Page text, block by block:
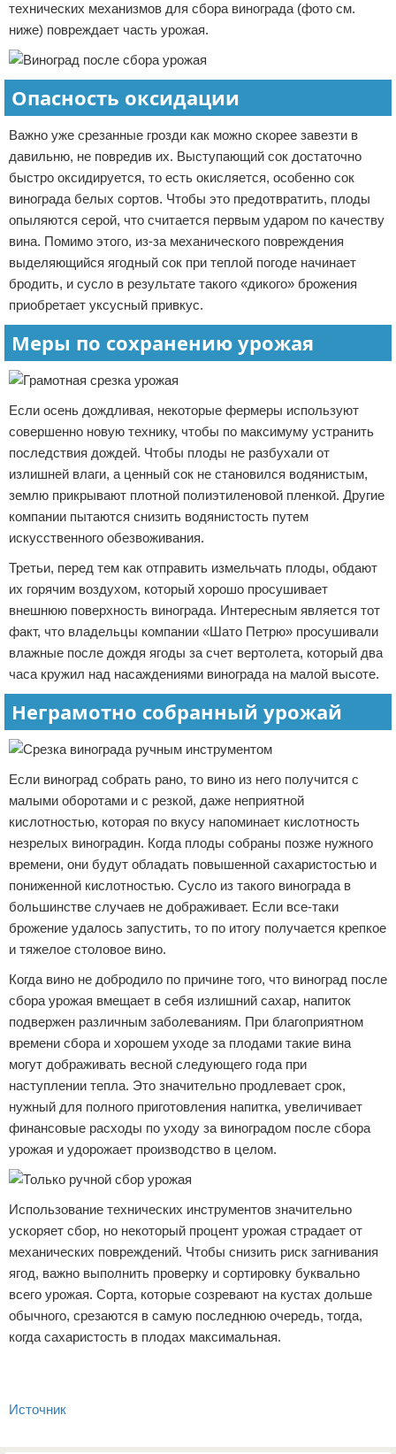
технических механизмов для сбора винограда (фото см.
ниже) повреждает часть урожая.
Опасность оксидации
Важно уже срезанные грозди как можно скорее завезти в
давильню, не повредив их. Выступающий сок достаточно
быстро оксидируется, то есть окисляется, особенно сок
винограда белых сортов. Чтобы это предотвратить, плоды
опыляются серой, что считается первым ударом по качеству
вина. Помимо этого, из-за механического повреждения
выделяющийся ягодный сок при теплой погоде начинает
бродить, и сусло в результате такого «дикого» брожения
приобретает уксусный привкус.
Меры по сохранению урожая
Если осень дождливая, некоторые фермеры используют
совершенно новую технику, чтобы по максимуму устранить
последствия дождей. Чтобы плоды не разбухали от
излишней влаги, а ценный сок не становился водянистым,
землю прикрывают плотной полиэтиленовой пленкой. Другие
компании пытаются снизить водянистость путем
искусственного обезвоживания.
Третьи, перед тем как отправить измельчать плоды, обдают
их горячим воздухом, который хорошо просушивает
внешнюю поверхность винограда. Интересным является тот
факт, что владельцы компании «Шато Петрю» просушивали
влажные после дождя ягоды за счет вертолета, который два
часа кружил над насаждениями винограда на малой высоте.
Неграмотно собранный урожай
Если виноград собрать рано, то вино из него получится с
малыми оборотами и с резкой, даже неприятной
кислотностью, которая по вкусу напоминает кислотность
незрелых виноградин. Когда плоды собраны позже нужного
времени, они будут обладать повышенной сахаристостью и
пониженной кислотностью. Сусло из такого винограда в
большинстве случаев не дображивает. Если все-таки
брожение удалось запустить, то по итогу получается крепкое
и тяжелое столовое вино.
Когда вино не добродило по причине того, что виноград после
сбора урожая вмещает в себя излишний сахар, напиток
подвержен различным заболеваниям. При благоприятном
времени сбора и хорошем уходе за плодами такие вина
могут дображивать весной следующего года при
наступлении тепла. Это значительно продлевает срок,
нужный для полного приготовления напитка, увеличивает
финансовые расходы по уходу за виноградом после сбора
урожая и удорожает производство в целом.
Использование технических инструментов значительно
ускоряет сбор, но некоторый процент урожая страдает от
механических повреждений. Чтобы снизить риск загнивания
ягод, важно выполнить проверку и сортировку буквально
всего урожая. Сорта, которые созревают на кустах дольше
обычного, срезаются в самую последнюю очередь, тогда,
когда сахаристость в плодах максимальная.
Источник